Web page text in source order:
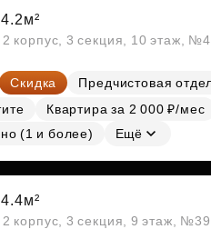
корпус, 3 секция, 10 этаж,
Скидка
Предчистовая
Квартира за 2 000 ₽/мес
(1 и более)
Ещё
корпус, 3 секция, 9 этаж,